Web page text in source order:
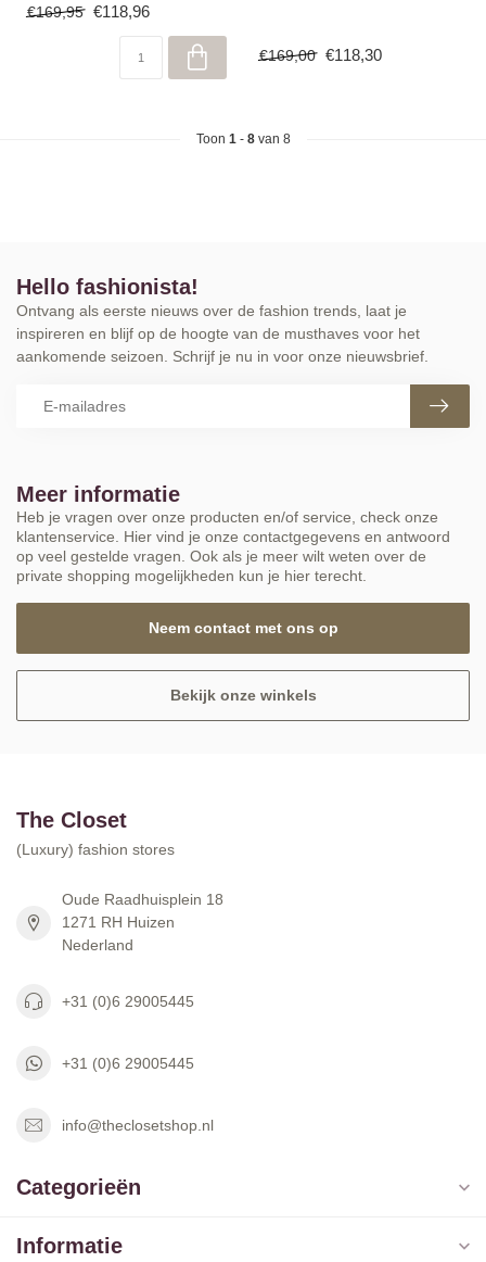
€169,95 €118,96
€169,00 €118,30
Toon 1 - 8van 8
Meer informatie
Heb je vragen over onze producten en/of service, check onze
klantenservice. Hier vind je onze contactgegevens en antwoord
op veel gestelde vragen. Ook als je meer wilt weten over de
private shopping mogelijkheden kun je hier terecht.
Neem contact met ons op
Bekijk onze winkels
Hello fashionista!
Ontvang als eerste nieuws over de fashion trends, laat je
inspireren en blijf op de hoogte van de musthaves voor het
aankomende seizoen. Schrijf je nu in voor onze nieuwsbrief.
The Closet
(Luxury) fashion stores
Oude Raadhuisplein 18
1271 RH Huizen
Nederland
+31 (0)6 29005445
+31 (0)6 29005445
info@theclosetshop.nl
Categorieën
Informatie